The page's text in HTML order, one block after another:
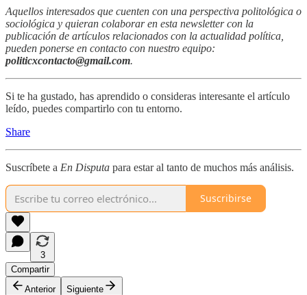
Aquellos interesados que cuenten con una perspectiva politológica o
sociológica y quieran colaborar en esta newsletter con la
publicación de artículos relacionados con la actualidad política,
pueden ponerse en contacto con nuestro equipo:
politicxcontacto@gmail.com.
Si te ha gustado, has aprendido o consideras interesante el artículo
leído, puedes compartirlo con tu entorno.
Share
Suscríbete a En Disputa para estar al tanto de muchos más análisis.
Suscribirse
3
Compartir
Anterior
Siguiente